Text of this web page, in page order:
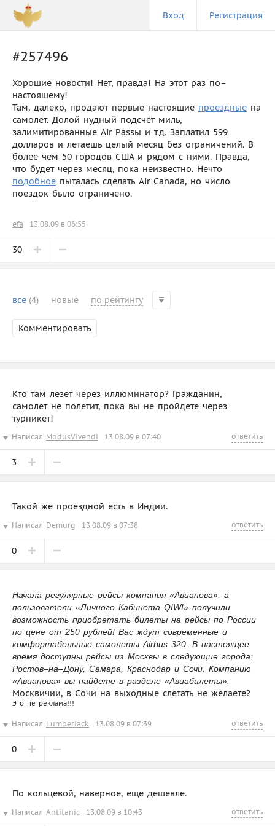
Вход Регистрация
#257496
Хорошие новости! Нет, правда! На этот раз по–
настоящему!
Там, далеко, продают первые настоящие проездные на
самолёт. Долой нудный подсчёт миль,
залимитированные Air Passы и т.д. Заплатил 599
долларов и летаешь целый месяц без ограничений. В
более чем 50 городов США и рядом с ними. Правда,
что будет через месяц, пока неизвестно. Нечто
подобное пыталась сделать Air Canada, но число
поездок было ограничено.
efa 13.08.09 в 06:55
30
все (4) новые по рейтингу
Комментировать
Кто там лезет через иллюминатор? Гражданин,
самолет не полетит, пока вы не пройдете через
турникет!
Написал ModusVivendi 13.08.09 в 07:40 ответить
3
Такой же проездной есть в Индии.
Написал Demurg 13.08.09 в 07:38 ответить
0
Начала регулярные рейсы компания «Авианова», а
пользователи «Личного Кабинета QIWI» получили
возможность приобретать билеты на рейсы по России
по цене от 250 рублей! Вас ждут современные и
комфортабельные самолеты Airbus 320. В настоящее
время доступны рейсы из Москвы в следующие города:
Ростов–на–Дону, Самара, Краснодар и Сочи. Компанию
«Авианова» вы найдете в разделе «Авиабилеты».
Москвичии, в Сочи на выходные слетать не желаете?
Это не реклама!!!
Написал LumberJack 13.08.09 в 07:39 ответить
0
По кольцевой, наверное, еще дешевле.
Написал Antitanic 13.08.09 в 10:43 ответить